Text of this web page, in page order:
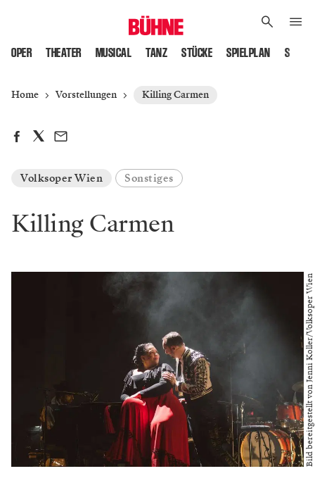
OPER THEATER MUSICAL TANZ STÜCKE SPIELPLAN
Home Vorstellungen Killing Carmen
Volksoper Wien Sonstiges
Killing Carmen
Bild bereitgestellt von Jenni Koller/Volksoper Wien